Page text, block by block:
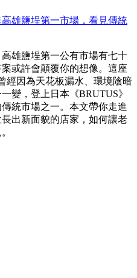
雄鹽埕第一市場，看見傳統
雄鹽埕第一公有市場有七十
或許會顛覆你的想像。這座
經因為天花板漏水、環境陰暗
變，登上日本《BRUTUS》
統市場之一。本文帶你走進
出新面貌的店家，如何讓老